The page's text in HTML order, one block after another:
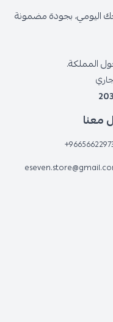
اليومي، بجودة مضمونة
معنا